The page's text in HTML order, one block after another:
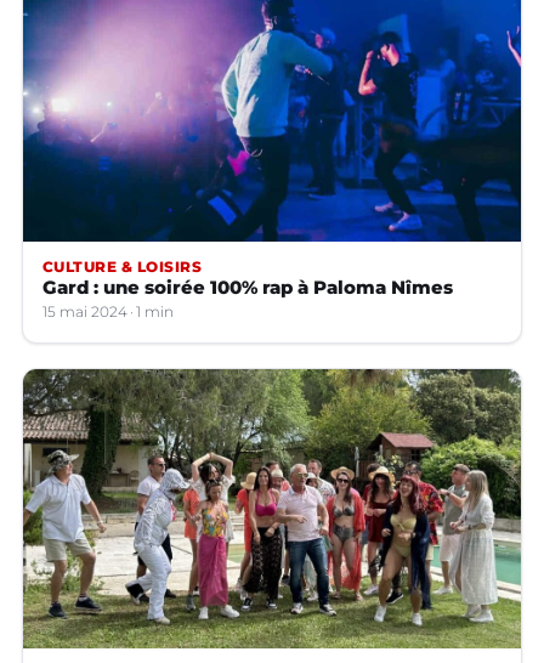
CULTURE & LOISIRS
Gard : une soirée 100% rap à Paloma Nîmes
15 mai 2024 1 min